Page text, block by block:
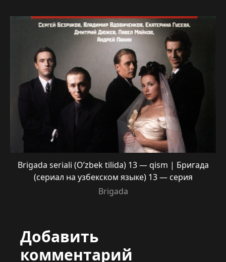
Brigada seriali (O’zbek tilida) 13 — qism | Бригада
(сериал на узбекском языке) 13 — серия
Brigada
Добавить
комментарий